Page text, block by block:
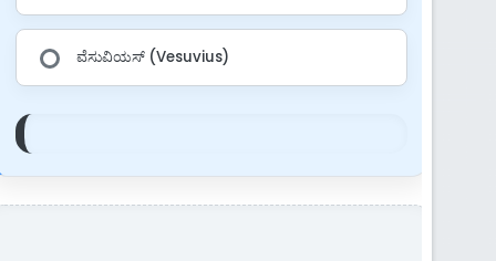
ವೆಸುವಿಯಸ್ (Vesuvius)